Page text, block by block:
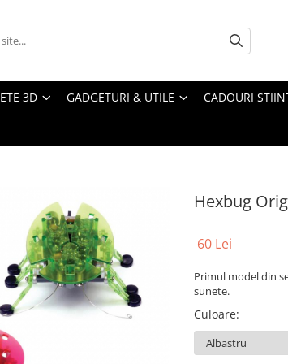
3D GADGETURI & UTILE CADOURI
Hexbug
60 Lei
Primul model din
sunete.
Culoare: